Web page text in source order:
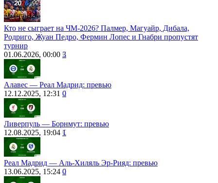
Кто не сыграет на ЧМ-2026? Палмер, Магуайр, Дибала,
Родриго, Жуан Педро, Фермин Лопес и Гнабри пропустят
турнир
01.06.2026, 00:00 3
Алавес ― Реал Мадрид: превью
12.12.2025, 12:31 0
Ливерпуль ― Борнмут: превью
12.08.2025, 19:04 1
Реал Мадрид ― Аль-Хиляль Эр-Рияд: превью
13.06.2025, 15:24 0